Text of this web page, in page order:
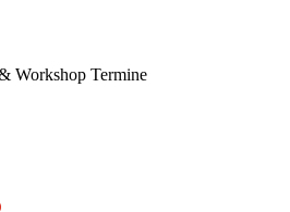
Workshop Termine